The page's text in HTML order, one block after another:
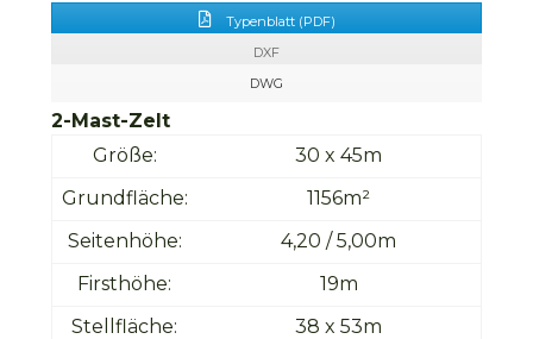
Typenblatt (PDF)
DXF
DWG
2-Mast-Zelt
Größe:
30 x 45m
Grundfläche:
1156m²
Seitenhöhe:
4,20 / 5,00m
Firsthöhe:
19m
Stellfläche:
38 x 53m